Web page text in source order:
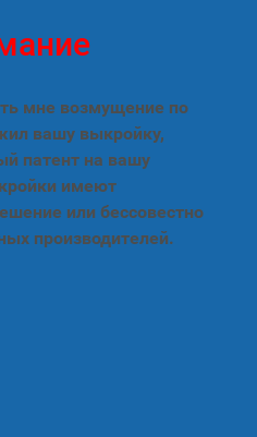
мне возмущение по
вашу выкройку,
патент на вашу
имеют
или бессовестно
производителей.